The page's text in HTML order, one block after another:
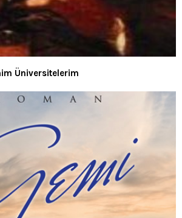
Üniversitelerim